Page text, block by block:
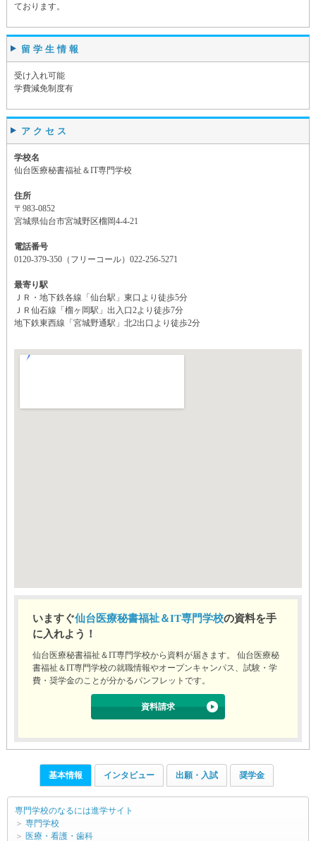
ております。
留学生情報
受け入れ可能
学費減免制度有
アクセス
学校名
仙台医療秘書福祉＆IT専門学校
住所
〒983-0852
宮城県仙台市宮城野区榴岡4-4-21
電話番号
0120-379-350（フリーコール）022-256-5271
最寄り駅
ＪＲ・地下鉄各線「仙台駅」東口より徒歩5分
ＪＲ仙石線「榴ヶ岡駅」出入口2より徒歩7分
地下鉄東西線「宮城野通駅」北2出口より徒歩2分
いますぐ仙台医療秘書福祉＆IT専門学校の資料を手
に入れよう！
仙台医療秘書福祉＆IT専門学校から資料が届きます。 仙台医療秘
書福祉＆IT専門学校の就職情報やオープンキャンパス、試験・学
費・奨学金のことが分かるパンフレットです。
資料請求
基本情報 インタビュー 出願・入試 奨学金
専門学校のなるには進学サイト
＞ 専門学校
＞ 医療・看護・歯科